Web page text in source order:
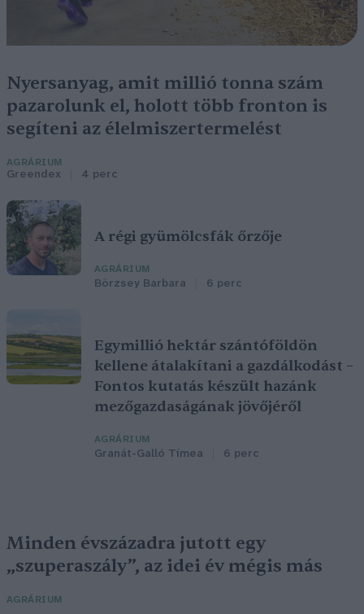
Nyersanyag, amit millió tonna szám
pazarolunk el, holott több fronton is
segíteni az élelmiszertermelést
AGRÁRIUM
Greendex 4 perc
A régi gyümölcsfák őrzője
AGRÁRIUM
Börzsey Barbara 6 perc
Egymillió hektár szántóföldön
kellene átalakítani a gazdálkodást –
Fontos kutatás készült hazánk
mezőgazdaságának jövőjéről
AGRÁRIUM
Granát-Galló Tímea 6 perc
Minden évszázadra jutott egy
„szuperaszály”, az idei év mégis más
AGRÁRIUM